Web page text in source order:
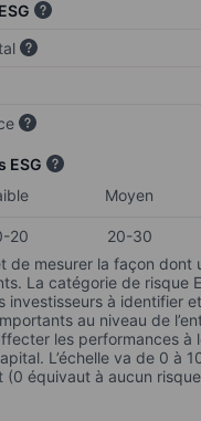
ESG
Moyen
20 20-30
de mesurer la façon dont
La catégorie de risque
investisseurs à identifier
au niveau de
les performances à
L’échelle va de 0 à
(0 équivaut à aucun